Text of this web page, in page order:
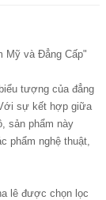
Mỹ và Đẳng Cấp"
tượng của đẳng
sự kết hợp giữa
sản phẩm này
phẩm nghệ thuật,
lê được chọn lọc